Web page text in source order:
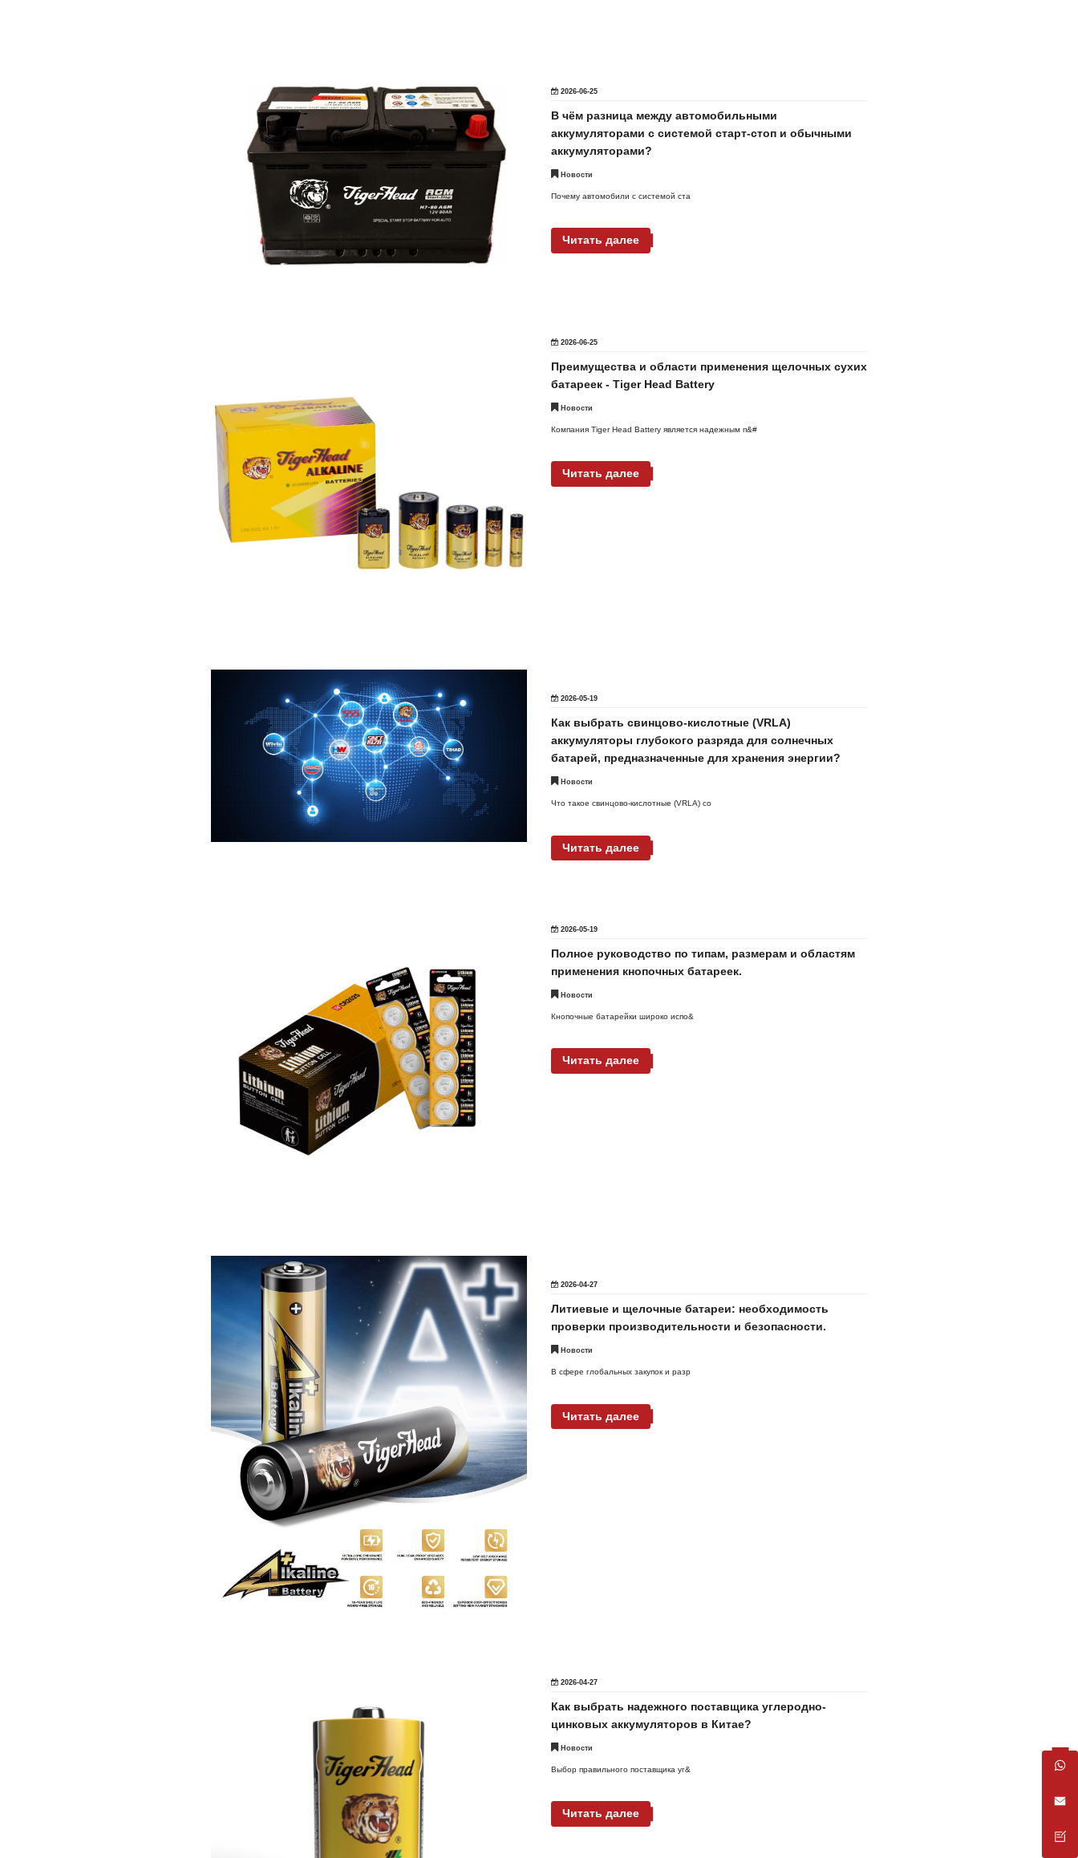
2026-06-25
В чём разница между автомобильными
аккумуляторами с системой старт-стоп и обычными
аккумуляторами?
Новости
Почему автомобили с системой ста
Читать далее
2026-06-25
Преимущества и области применения щелочных сухих
батареек - Tiger Head Battery
Новости
Компания Tiger Head Battery является надежным п&#
Читать далее
2026-05-19
Как выбрать свинцово-кислотные (VRLA)
аккумуляторы глубокого разряда для солнечных
батарей, предназначенные для хранения энергии?
Новости
Что такое свинцово-кислотные (VRLA) со
Читать далее
2026-05-19
Полное руководство по типам, размерам и областям
применения кнопочных батареек.
Новости
Кнопочные батарейки широко испо&
Читать далее
2026-04-27
Литиевые и щелочные батареи: необходимость
проверки производительности и безопасности.
Новости
В сфере глобальных закупок и разр
Читать далее
2026-04-27
Как выбрать надежного поставщика углеродно-
цинковых аккумуляторов в Китае?
Новости
Выбор правильного поставщика уг&
Читать далее